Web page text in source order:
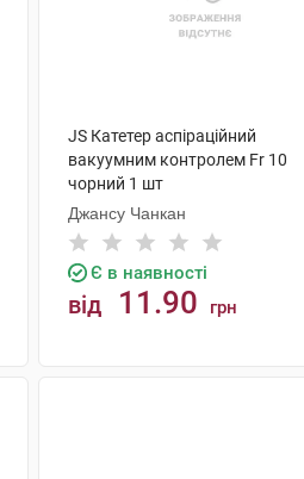
JS Катетер аспіраційний
вакуумним контролем Fr 10
чорний 1 шт
Джансу Чанкан
Є в наявності
від 11.90 грн